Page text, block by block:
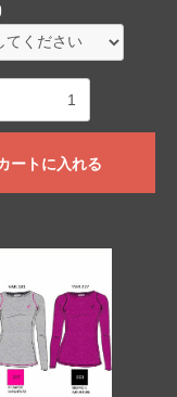
ートに入れる